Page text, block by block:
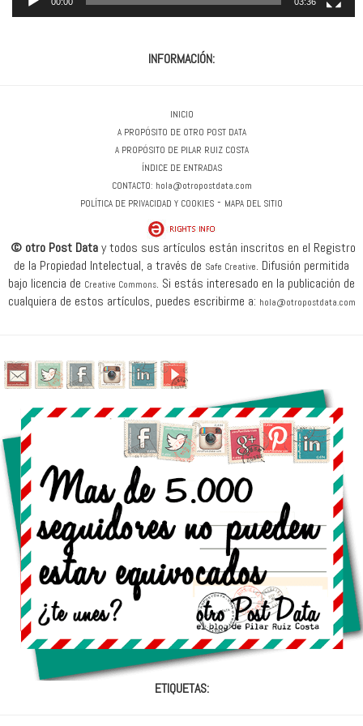
INFORMACIÓN:
INICIO
A PROPÓSITO DE OTRO POST DATA
A PROPÓSITO DE PILAR RUIZ COSTA
ÍNDICE DE ENTRADAS
CONTACTO: hola@otropostdata.com
POLÍTICA DE PRIVACIDAD Y COOKIES - MAPA DEL SITIO
© otro Post Datay todos sus artículos están inscritos en el Registro
de la Propiedad Intelectual, a través de Safe Creative. Difusión permitida
bajo licencia de Creative Commons. Si estás interesado en la publicación de
cualquiera de estos artículos, puedes escribirme a: hola@otropostdata.com
ETIQUETAS: